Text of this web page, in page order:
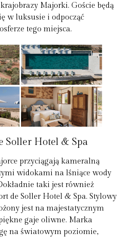
Majorki. Goście będą
w luksusie i odpocząć
tego miejsca.
Soller Hotel & Spa
przyciągają kameralną
widokami na lśniące wody
taki jest również
de Soller Hotel & Spa. Stylowy
jest na majestatycznym
gaje oliwne. Marka
na światowym poziomie,